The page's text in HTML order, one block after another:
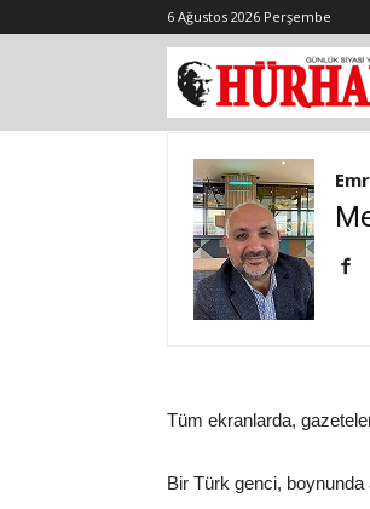
6 Ağustos 2026 Perşembe
Tüm ekranlarda,
Bir Türk genci, boynunda